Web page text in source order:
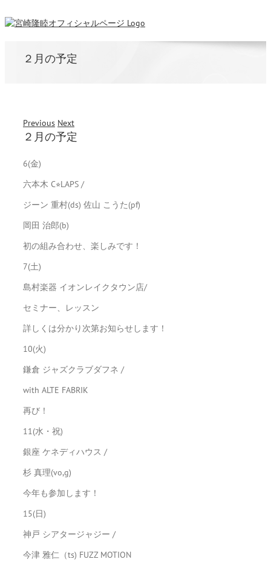
２月の予定
Previous Next
２月の予定
6(金)
六本木 C⭐︎LAPS /
ジーン 重村(ds) 佐山 こうた(pf)
岡田 治郎(b)
初の組み合わせ、楽しみです！
7(土)
島村楽器 イオンレイクタウン店/
セミナー、レッスン
詳しくは分かり次第お知らせします！
10(火)
鎌倉 ジャズクラブダフネ /
with ALTE FABRIK
再び！
11(水・祝)
銀座 ケネディハウス /
杉 真理(vo,g)
今年も参加します！
15(日)
神戸 シアタージャジー /
今津 雅仁（ts) FUZZ MOTION